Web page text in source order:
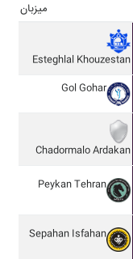
میزبان
Esteghlal Khouzestan
Gol Gohar
Chadormalo Ardakan
Peykan Tehran
Sepahan Isfahan